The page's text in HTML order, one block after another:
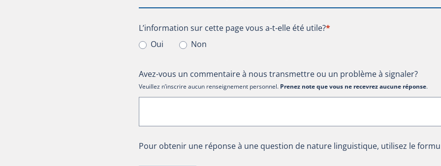
L’information sur cette page vous a-t-elle été utile?
L’information sur cette page vous a-t-elle été utile?*
Oui
Non
Avez-vous un commentaire à nous transmettre ou un problème à signaler?
Veuillez n’inscrire aucun renseignement personnel. Prenez note que vous ne recevrez aucune réponse.
Pour obtenir une réponse à une question de nature linguistique, utilisez le